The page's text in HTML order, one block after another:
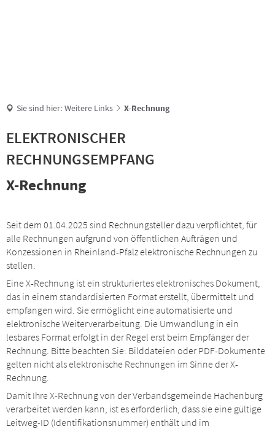
Sie sind hier: Weitere Links X-Rechnung
ELEKTRONISCHER
RECHNUNGSEMPFANG
X-Rechnung
Seit dem 01.04.2025 sind Rechnungsteller dazu verpflichtet, für
alle Rechnungen aufgrund von öffentlichen Aufträgen und
Konzessionen in Rheinland-Pfalz elektronische Rechnungen zu
stellen.
Eine X-Rechnung ist ein strukturiertes elektronisches Dokument,
das in einem standardisierten Format erstellt, übermittelt und
empfangen wird. Sie ermöglicht eine automatisierte und
elektronische Weiterverarbeitung. Die Umwandlung in ein
lesbares Format erfolgt in der Regel erst beim Empfänger der
Rechnung. Bitte beachten Sie: Bilddateien oder PDF-Dokumente
gelten nicht als elektronische Rechnungen im Sinne der X-
Rechnung.
Damit Ihre X-Rechnung von der Verbandsgemeinde Hachenburg
verarbeitet werden kann, ist es erforderlich, dass sie eine gültige
Leitweg-ID (Identifikationsnummer) enthält und im